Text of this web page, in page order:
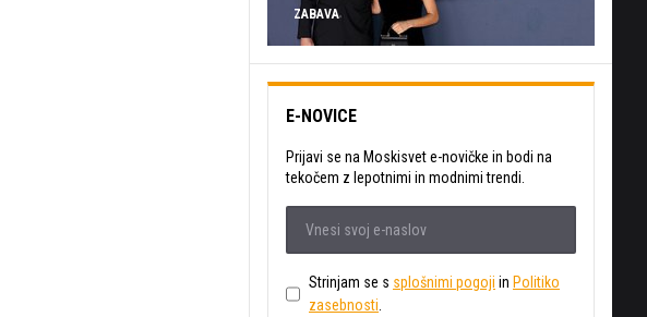
ZABAVA
E-NOVICE
Prijavi se na Moskisvet e-novičke in bodi na
tekočem z lepotnimi in modnimi trendi.
Strinjam se s splošnimi pogoji in Politiko
zasebnosti